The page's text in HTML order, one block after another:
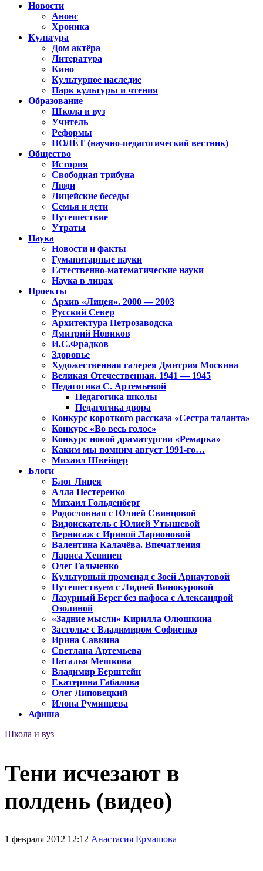
Новости
Анонс
Хроника
Культура
Дом актёра
Литература
Кино
Культурное наследие
Парк культуры и чтения
Образование
Школа и вуз
Учитель
Реформы
ПОЛЁТ (научно-педагогический вестник)
Общество
История
Свободная трибуна
Люди
Лицейские беседы
Семья и дети
Путешествие
Утраты
Наука
Новости и факты
Гуманитарные науки
Естественно-математические науки
Наука в лицах
Проекты
Архив «Лицея». 2000 — 2003
Русский Север
Архитектура Петрозаводска
Дмитрий Новиков
И.С.Фрадков
Здоровье
Художественная галерея Дмитрия Москина
Великая Отечественная. 1941 — 1945
Педагогика С. Артемьевой
Педагогика школы
Педагогика двора
Конкурс короткого рассказа «Сестра таланта»
Конкурс «Во весь голос»
Конкурс новой драматургии «Ремарка»
Каким мы помним август 1991-го…
Михаил Швейцер
Блоги
Блог Лицея
Алла Нестеренко
Михаил Гольденберг
Родословная с Юлией Свинцовой
Видоискатель с Юлией Утышевой
Вернисаж с Ириной Ларионовой
Валентина Калачёва. Впечатления
Лариса Хенинен
Олег Гальченко
Культурный променад с Зоей Арнаутовой
Путешествуем с Лидией Винокуровой
Лазурный Берег без пафоса с Александрой
Озолиной
«Задние мысли» Кирилла Олюшкина
Застолье с Владимиром Софиенко
Ирина Савкина
Светлана Артемьева
Наталья Мешкова
Владимир Берштейн
Екатерина Габалова
Олег Липовецкий
Илона Румянцева
Афиша
Школа и вуз
Тени исчезают в
полдень (видео)
1 февраля 2012 12:12 Анастасия Ермашова